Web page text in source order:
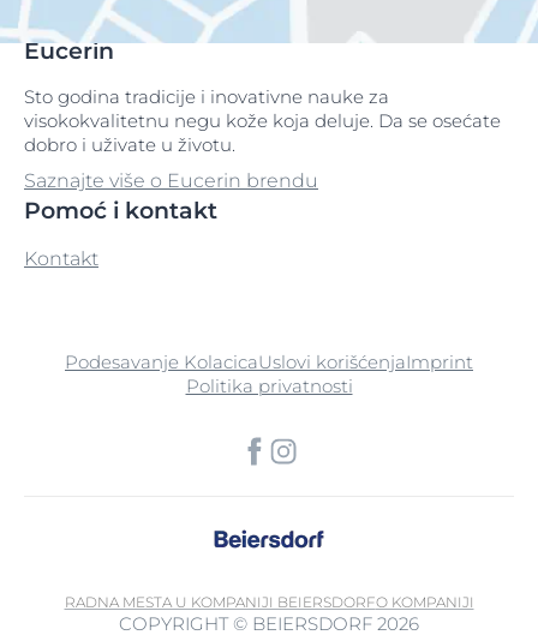
Eucerin
Sto godina tradicije i inovativne nauke za
visokokvalitetnu negu kože koja deluje. Da se osećate
dobro i uživate u životu.
Saznajte više o Eucerin brendu
Pomoć i kontakt
Kontakt
Podesavanje KolacicaUslovi korišćenjaImprint
Politika privatnosti
RADNA MESTA U KOMPANIJI BEIERSDORFO KOMPANIJI
COPYRIGHT © BEIERSDORF 2026